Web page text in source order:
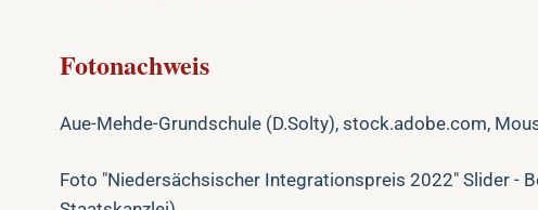
Fotonachweis
Aue-Mehde-Grundschule (D.Solty), stock.adobe.com,
Foto "Niedersächsischer Integrationspreis 2022" Slider -